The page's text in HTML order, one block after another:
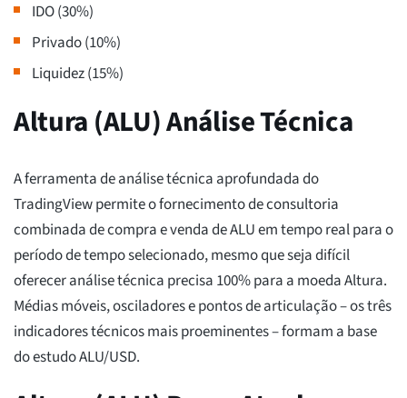
IDO (30%)
Privado (10%)
Liquidez (15%)
Altura (ALU) Análise Técnica
A ferramenta de análise técnica aprofundada do
TradingView permite o fornecimento de consultoria
combinada de compra e venda de ALU em tempo real para o
período de tempo selecionado, mesmo que seja difícil
oferecer análise técnica precisa 100% para a moeda Altura.
Médias móveis, osciladores e pontos de articulação – os três
indicadores técnicos mais proeminentes – formam a base
do estudo ALU/USD.